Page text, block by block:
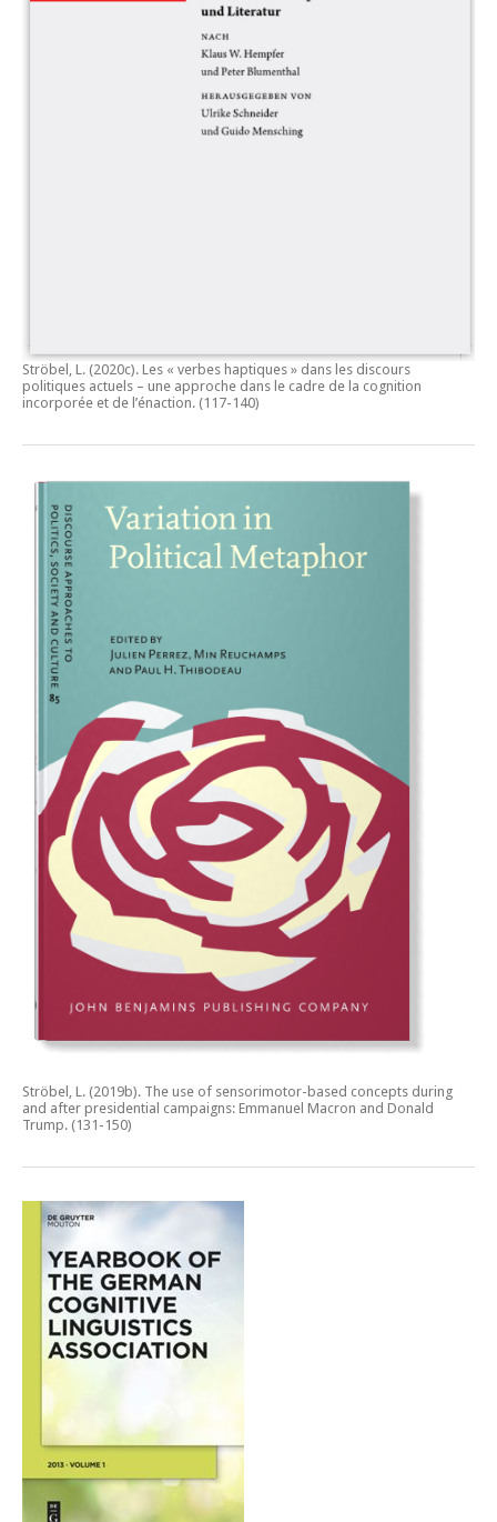
Ströbel, L. (2020c). Les « verbes haptiques » dans les discours
politiques actuels – une approche dans le cadre de la cognition
incorporée et de l’énaction. (117-140)
Ströbel, L. (2019b). The use of sensorimotor-based concepts during
and after presidential campaigns: Emmanuel Macron and Donald
Trump. (131-150)